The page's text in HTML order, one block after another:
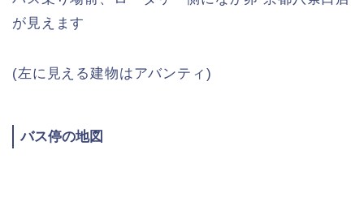
が見えます
(左に見える建物はアバンティ)
バス停の地図